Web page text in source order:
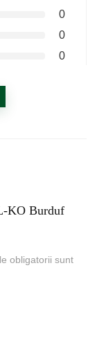
0
0
0
KO Burduf
obligatorii sunt